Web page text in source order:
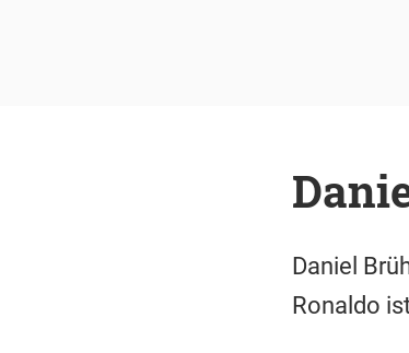
Daniel
Ronaldo